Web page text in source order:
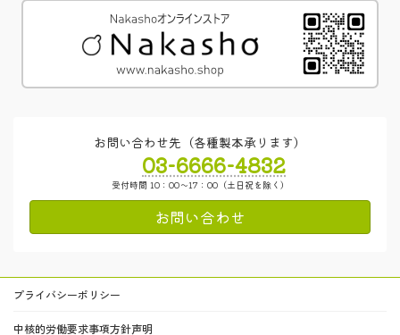
お問い合わせ先（各種製本承ります）
03-6666-4832
受付時間 10：00～17：00（土日祝を除く）
お問い合わせ
プライバシーポリシー
中核的労働要求事項方針声明